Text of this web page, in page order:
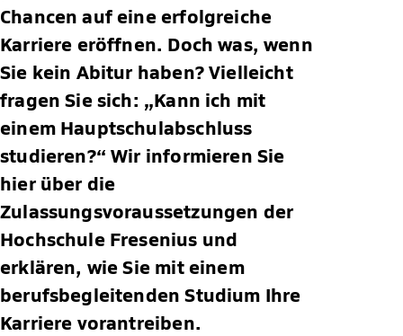
Chancen auf eine erfolgreiche
Karriere eröffnen. Doch was, wenn
Sie kein Abitur haben? Vielleicht
fragen Sie sich: „Kann ich mit
einem Hauptschulabschluss
studieren?“ Wir informieren Sie
hier über die
Zulassungsvoraussetzungen der
Hochschule Fresenius und
erklären, wie Sie mit einem
berufsbegleitenden Studium Ihre
Karriere vorantreiben.